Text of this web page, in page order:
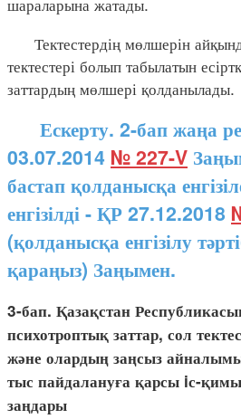
Тектестердің мөлшерін
тектестері болып табылатын
заттардың мөлшері қолданылады.
Ескерту. 2-бап жаңа
03.07.2014 № 227-V
бастап қолданысқа
енгізілді - ҚР 27.12.2018
(қолданысқа енгізілу
қараңыз) Заңымен.
3-бап. Қазақстан
психотроптық заттар, сол
және олардың заңсыз
тыс пайдалануға қарсы iс-
заңдары